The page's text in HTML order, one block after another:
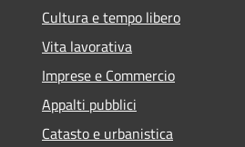
Cultura e tempo libero
Vita lavorativa
Imprese e Commercio
Appalti pubblici
Catasto e urbanistica